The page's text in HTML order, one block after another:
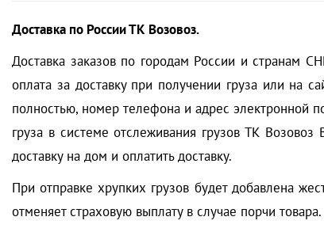
Доставка по России ТК Возовоз.
Доставка заказов по городам России и странам
оплата за доставку при получении груза или на
полностью, номер телефона и адрес электронной
груза в системе отслеживания грузов ТК
доставку на дом и оплатить доставку.
При отправке хрупких грузов будет добавлена
отменяет страховую выплату в случае порчи товара.